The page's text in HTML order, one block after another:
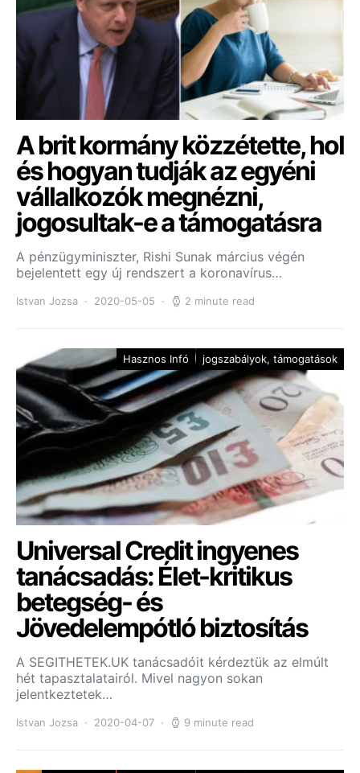
A brit kormány közzétette, hol
és hogyan tudják az egyéni
vállalkozók megnézni,
jogosultak-e a támogatásra
A pénzügyminiszter, Rishi Sunak március végén
bejelentett egy új rendszert a koronavírus…
Istvan Jozsa 2020-05-05 2 minute read
Hasznos Infó jogszabályok, támogatások
Universal Credit ingyenes
tanácsadás: Élet-kritikus
betegség- és
Jövedelempótló biztosítás
A SEGITHETEK.UK tanácsadóit kérdeztük az elmúlt
hét tapasztalatairól. Mivel nagyon sokan
jelentkeztetek…
Istvan Jozsa 2020-04-07 9 minute read